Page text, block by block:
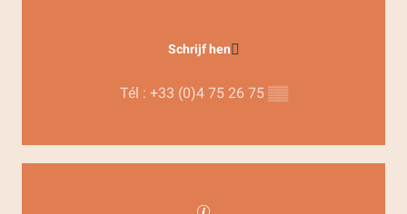
Schrijf hen
Tél : +33 (0)4 75 26 75 ▒▒